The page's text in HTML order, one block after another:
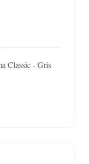
Classic - Gris